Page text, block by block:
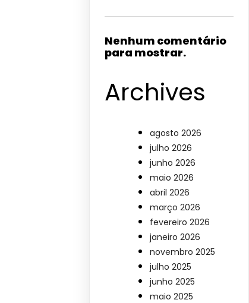
Nenhum comentário
para mostrar.
Archives
agosto 2026
julho 2026
junho 2026
maio 2026
abril 2026
março 2026
fevereiro 2026
janeiro 2026
novembro 2025
julho 2025
junho 2025
maio 2025